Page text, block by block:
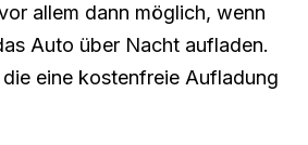
allem dann möglich, wenn
Auto über Nacht aufladen.
eine kostenfreie Aufladung